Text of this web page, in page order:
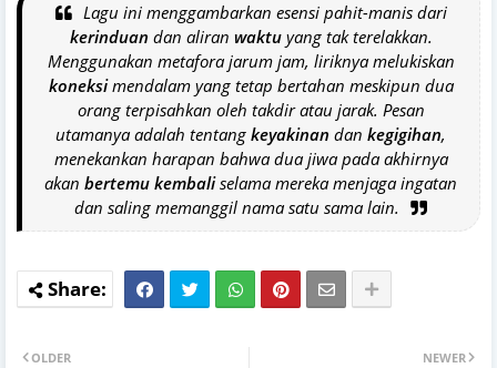
Lagu ini menggambarkan esensi pahit-manis dari
kerinduan dan aliran waktuyang tak terelakkan.
Menggunakan metafora jarum jam, liriknya melukiskan
koneksimendalam yang tetap bertahan meskipun dua
orang terpisahkan oleh takdir atau jarak. Pesan
utamanya adalah tentang keyakinan dan kegigihan,
menekankan harapan bahwa dua jiwa pada akhirnya
akan bertemu kembaliselama mereka menjaga ingatan
dan saling memanggil nama satu sama lain.
NEWER
OLDER